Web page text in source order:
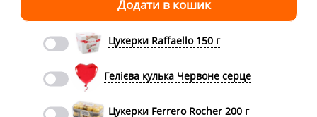
Цукерки Raffaello 150 г
Гелієва кулька Червоне серце
Цукерки Ferrero Rocher 200 г